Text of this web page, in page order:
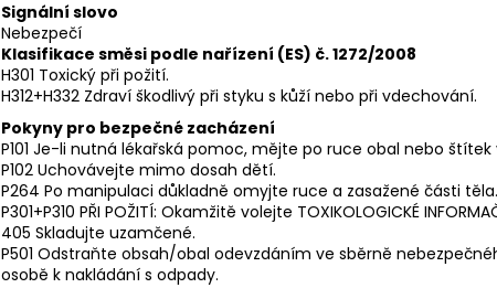
Signální slovo
Nebezpečí
Klasifikace směsi podle nařízení (ES) č. 1272/2008
H301 Toxický při požití.
H312+H332 Zdraví škodlivý při styku s kůží nebo při vdechování.
Pokyny pro bezpečné zacházení
P101 Je-li nutná lékařská pomoc, mějte po ruce obal nebo štítek
P102 Uchovávejte mimo dosah dětí.
P264 Po manipulaci důkladně omyjte ruce a zasažené části těla.
P301+P310 PŘI POŽITÍ: Okamžitě volejte TOXIKOLOGICKÉ
405 Skladujte uzamčené.
P501 Odstraňte obsah/obal odevzdáním ve sběrně
osobě k nakládání s odpady.